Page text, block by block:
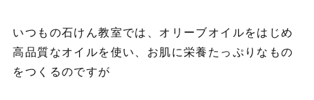
いつもの石けん教室では、オリーブオイルをはじめ
高品質なオイルを使い、お肌に栄養たっぷりなもの
をつくるのですが